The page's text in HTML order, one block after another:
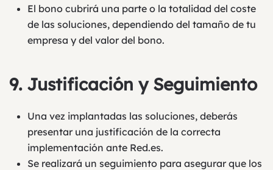
El bono cubrirá una parte o la totalidad del coste
de las soluciones, dependiendo del tamaño de tu
empresa y del valor del bono.
9. Justificación y Seguimiento
Una vez implantadas las soluciones, deberás
presentar una justificación de la correcta
implementación ante Red.es.
Se realizará un seguimiento para asegurar que los